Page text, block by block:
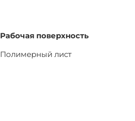
Рабочая поверхность
Полимерный лист